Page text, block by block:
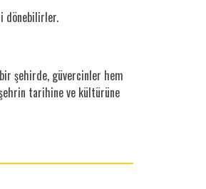
dönebilirler.
şehirde, güvercinler hem
tarihine ve kültürüne